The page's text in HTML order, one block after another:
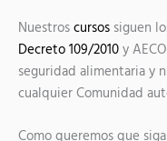
Nuestros cursos siguen
Decreto 109/2010 y
seguridad alimentaria y
cualquier Comunidad
Como queremos que